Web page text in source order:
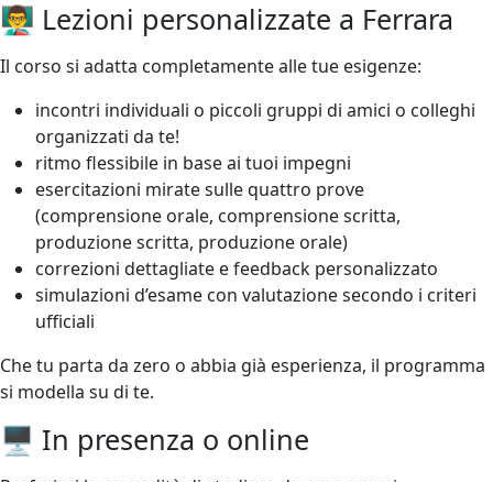
👨‍🏫 Lezioni personalizzate a Ferrara
Il corso si adatta completamente alle tue esigenze:
incontri individuali o piccoli gruppi di amici o colleghi
organizzati da te!
ritmo flessibile in base ai tuoi impegni
esercitazioni mirate sulle quattro prove
(comprensione orale, comprensione scritta,
produzione scritta, produzione orale)
correzioni dettagliate e feedback personalizzato
simulazioni d’esame con valutazione secondo i criteri
ufficiali
Che tu parta da zero o abbia già esperienza, il programma
si modella su di te.
🖥️ In presenza o online